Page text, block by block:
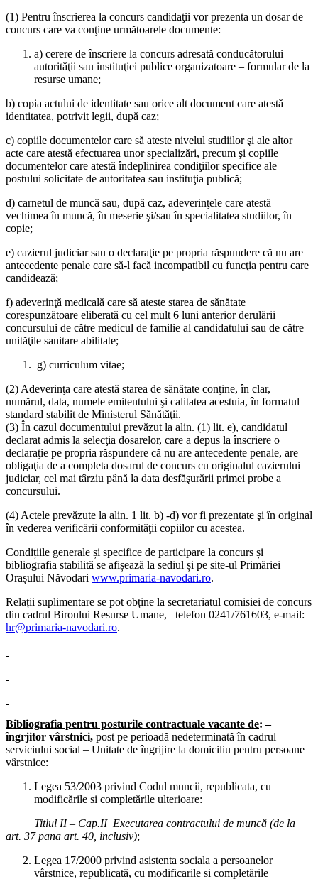
(1) Pentru înscrierea la concurs candidaţii vor prezenta un dosar de
concurs care va conţine următoarele documente:
a) cerere de înscriere la concurs adresată conducătorului
autorităţii sau instituţiei publice organizatoare – formular de la
resurse umane;
b) copia actului de identitate sau orice alt document care atestă
identitatea, potrivit legii, după caz;
c) copiile documentelor care să ateste nivelul studiilor şi ale altor
acte care atestă efectuarea unor specializări, precum şi copiile
documentelor care atestă îndeplinirea condiţiilor specifice ale
postului solicitate de autoritatea sau instituţia publică;
d) carnetul de muncă sau, după caz, adeverinţele care atestă
vechimea în muncă, în meserie şi/sau în specialitatea studiilor, în
copie;
e) cazierul judiciar sau o declaraţie pe propria răspundere că nu are
antecedente penale care să-l facă incompatibil cu funcţia pentru care
candidează;
f) adeverinţă medicală care să ateste starea de sănătate
corespunzătoare eliberată cu cel mult 6 luni anterior derulării
concursului de către medicul de familie al candidatului sau de către
unităţile sanitare abilitate;
g) curriculum vitae;
(2) Adeverinţa care atestă starea de sănătate conţine, în clar,
numărul, data, numele emitentului şi calitatea acestuia, în formatul
standard stabilit de Ministerul Sănătăţii.
(3) În cazul documentului prevăzut la alin. (1) lit. e), candidatul
declarat admis la selecţia dosarelor, care a depus la înscriere o
declaraţie pe propria răspundere că nu are antecedente penale, are
obligaţia de a completa dosarul de concurs cu originalul cazierului
judiciar, cel mai târziu până la data desfăşurării primei probe a
concursului.
(4) Actele prevăzute la alin. 1 lit. b) -d) vor fi prezentate şi în original
în vederea verificării conformităţii copiilor cu acestea.
Condițiile generale și specifice de participare la concurs și
bibliografia stabilită se afișează la sediul și pe site-ul Primăriei
Orașului Năvodari www.primaria-navodari.ro.
Relații suplimentare se pot obține la secretariatul comisiei de concurs
din cadrul Biroului Resurse Umane, telefon 0241/761603, e-mail:
hr@primaria-navodari.ro.
Bibliografia pentru posturile contractuale vacante de: –
îngrjitor vârstnici, post pe perioadă nedeterminată în cadrul
serviciului social – Unitate de îngrijire la domiciliu pentru persoane
vârstnice:
Legea 53/2003 privind Codul muncii, republicata, cu
modificările si completările ulterioare:
Titlul II – Cap.II Executarea contractului de muncă (de la
art. 37 pana art. 40, inclusiv);
Legea 17/2000 privind asistenta sociala a persoanelor
vârstnice, republicată, cu modificarile si completările